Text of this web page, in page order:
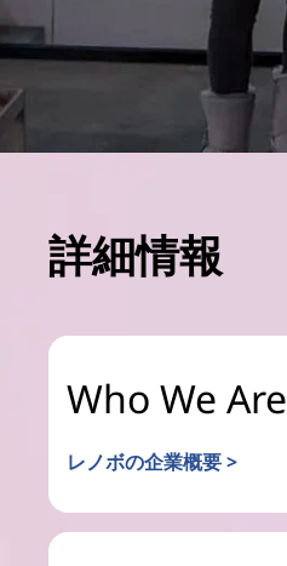
詳細情報
Who We Are
レノボの企業概要 >